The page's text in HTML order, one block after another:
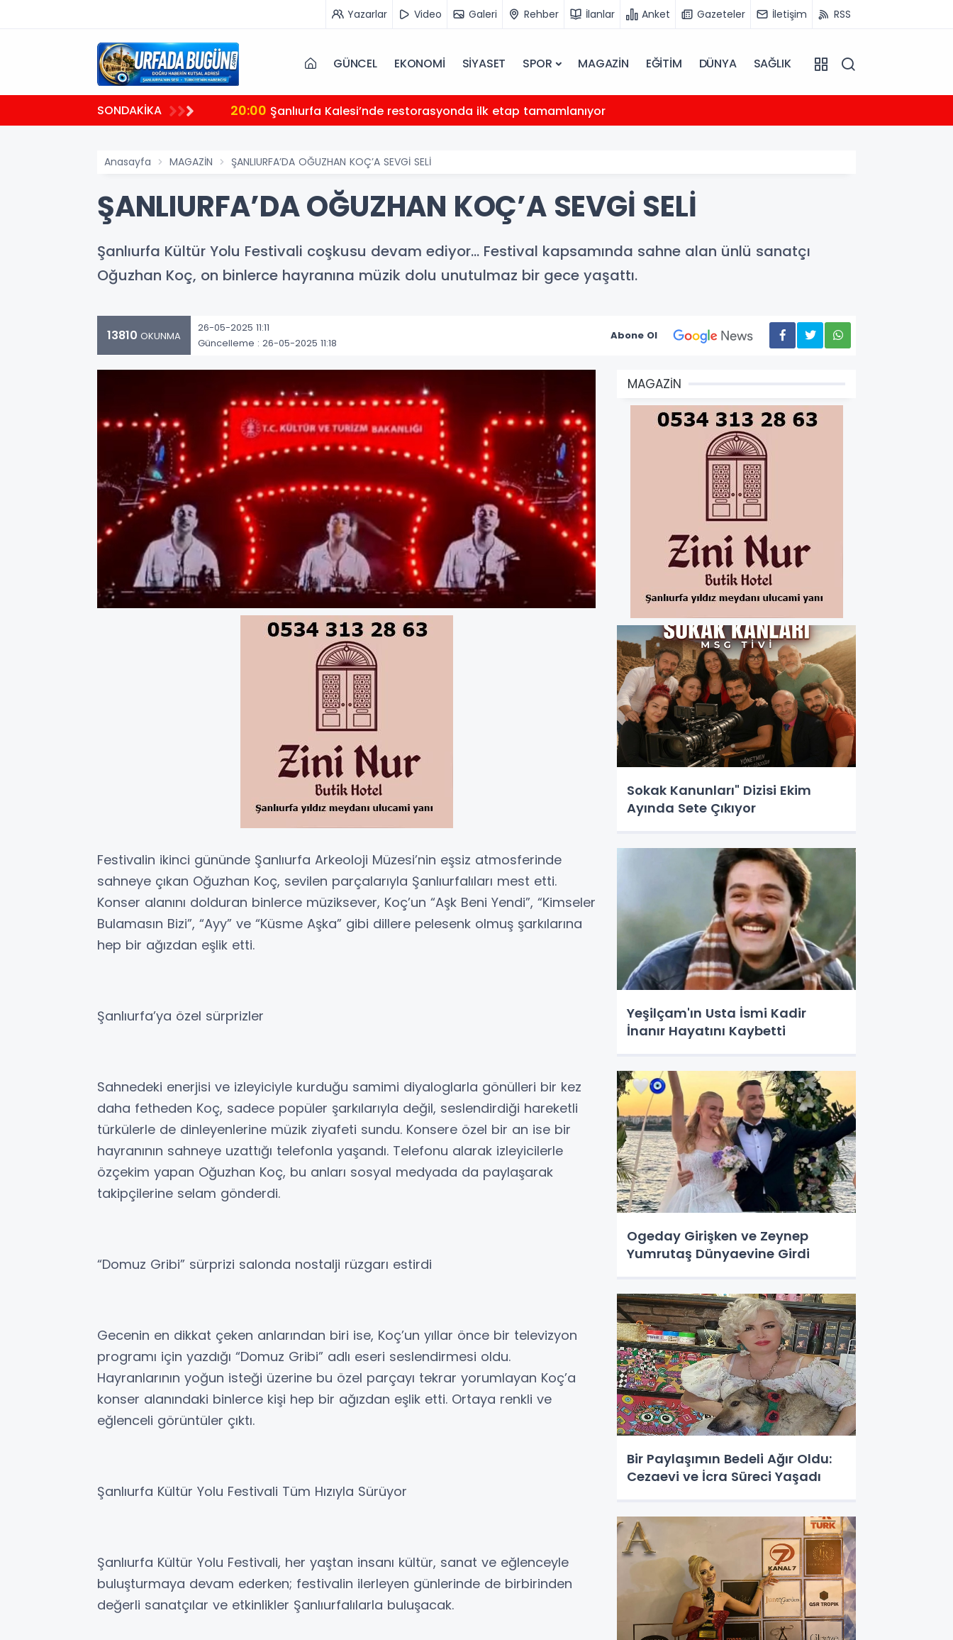
Yazarlar Video Galeri Rehber İlanlar Anket Gazeteler İletişim RSS
GÜNCEL EKONOMİ SİYASET SPOR MAGAZİN EĞİTİM DÜNYA SAĞLIK
SONDAKİKA 20:00 Şanlıurfa Kalesi’nde restorasyonda ilk etap tamamlanıyor
Anasayfa MAGAZİN ŞANLIURFA’DA OĞUZHAN KOÇ’A SEVGİ SELİ
ŞANLIURFA’DA OĞUZHAN KOÇ’A SEVGİ SELİ
Şanlıurfa Kültür Yolu Festivali coşkusu devam ediyor… Festival kapsamında sahne alan ünlü sanatçı
Oğuzhan Koç, on binlerce hayranına müzik dolu unutulmaz bir gece yaşattı.
13810 OKUNMA
26-05-2025 11:11
Güncelleme : 26-05-2025 11:18
Abone Ol
Festivalin ikinci gününde Şanlıurfa Arkeoloji Müzesi’nin eşsiz atmosferinde
sahneye çıkan Oğuzhan Koç, sevilen parçalarıyla Şanlıurfalıları mest etti.
Konser alanını dolduran binlerce müziksever, Koç’un “Aşk Beni Yendi”, “Kimseler
Bulamasın Bizi”, “Ayy” ve “Küsme Aşka” gibi dillere pelesenk olmuş şarkılarına
hep bir ağızdan eşlik etti.
Şanlıurfa’ya özel sürprizler
Sahnedeki enerjisi ve izleyiciyle kurduğu samimi diyaloglarla gönülleri bir kez
daha fetheden Koç, sadece popüler şarkılarıyla değil, seslendirdiği hareketli
türkülerle de dinleyenlerine müzik ziyafeti sundu. Konsere özel bir an ise bir
hayranının sahneye uzattığı telefonla yaşandı. Telefonu alarak izleyicilerle
özçekim yapan Oğuzhan Koç, bu anları sosyal medyada da paylaşarak
takipçilerine selam gönderdi.
“Domuz Gribi” sürprizi salonda nostalji rüzgarı estirdi
Gecenin en dikkat çeken anlarından biri ise, Koç’un yıllar önce bir televizyon
programı için yazdığı “Domuz Gribi” adlı eseri seslendirmesi oldu.
Hayranlarının yoğun isteği üzerine bu özel parçayı tekrar yorumlayan Koç’a
konser alanındaki binlerce kişi hep bir ağızdan eşlik etti. Ortaya renkli ve
eğlenceli görüntüler çıktı.
Şanlıurfa Kültür Yolu Festivali Tüm Hızıyla Sürüyor
Şanlıurfa Kültür Yolu Festivali, her yaştan insanı kültür, sanat ve eğlenceyle
buluşturmaya devam ederken; festivalin ilerleyen günlerinde de birbirinden
değerli sanatçılar ve etkinlikler Şanlıurfalılarla buluşacak.
MAGAZİN
Sokak Kanunları" Dizisi Ekim
Ayında Sete Çıkıyor
Yeşilçam'ın Usta İsmi Kadir
İnanır Hayatını Kaybetti
Ogeday Girişken ve Zeynep
Yumrutaş Dünyaevine Girdi
Bir Paylaşımın Bedeli Ağır Oldu:
Cezaevi ve İcra Süreci Yaşadı